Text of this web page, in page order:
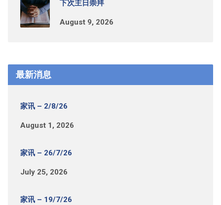
下次主日崇拜
August 9, 2026
最新消息
家讯 – 2/8/26
August 1, 2026
家讯 – 26/7/26
July 25, 2026
家讯 – 19/7/26